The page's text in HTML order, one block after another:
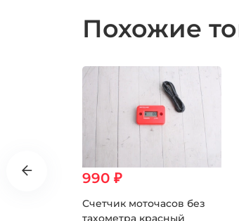
Похожие
990 ₽
Счетчик моточасов без
тахометра красный